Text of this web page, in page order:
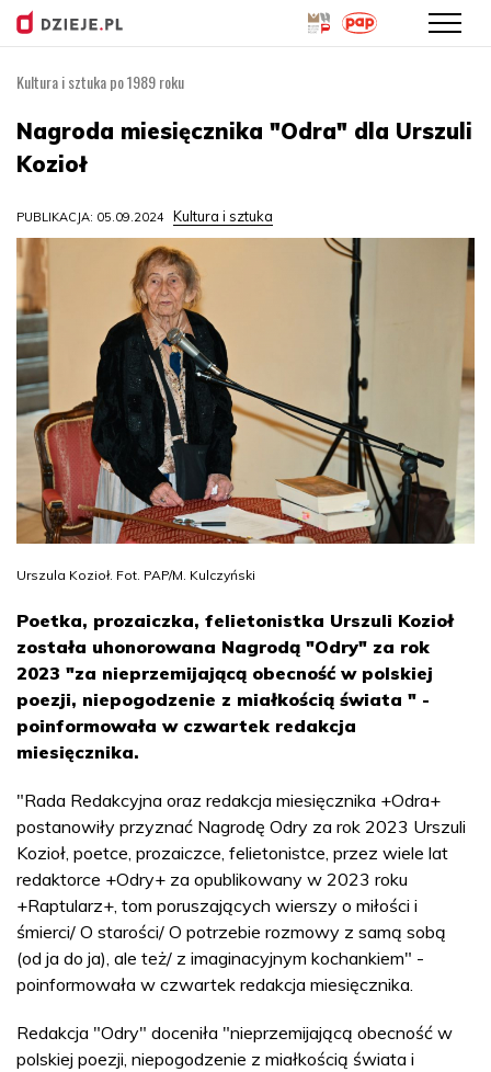
treści
Kultura i sztuka po 1989 roku
Nagroda miesięcznika "Odra" dla Urszuli
Kozioł
PUBLIKACJA: 05.09.2024 Kultura i sztuka
Urszula Kozioł. Fot. PAP/M. Kulczyński
Poetka, prozaiczka, felietonistka Urszuli Kozioł
została uhonorowana Nagrodą "Odry" za rok
2023 "za nieprzemijającą obecność w polskiej
poezji, niepogodzenie z miałkością świata " -
poinformowała w czwartek redakcja
miesięcznika.
"Rada Redakcyjna oraz redakcja miesięcznika +Odra+
postanowiły przyznać Nagrodę Odry za rok 2023 Urszuli
Kozioł, poetce, prozaiczce, felietonistce, przez wiele lat
redaktorce +Odry+ za opublikowany w 2023 roku
+Raptularz+, tom poruszających wierszy o miłości i
śmierci/ O starości/ O potrzebie rozmowy z samą sobą
(od ja do ja), ale też/ z imaginacyjnym kochankiem" -
poinformowała w czwartek redakcja miesięcznika.
Redakcja "Odry" doceniła "nieprzemijającą obecność w
polskiej poezji, niepogodzenie z miałkością świata i